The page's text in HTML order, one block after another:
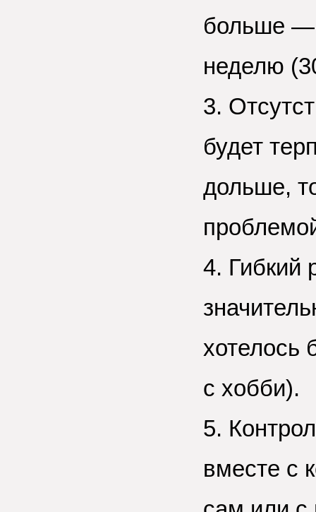
больше —
неделю
3.
будет
дольше,
4. Гибкий
хотелось
с хобби).
5.
вместе с